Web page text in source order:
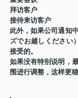
拜访客户
接待来访客户
此外，如果公司通知
ズでお越しください
接受的。
如果没有特别说明，
围进行调整，这样更稳